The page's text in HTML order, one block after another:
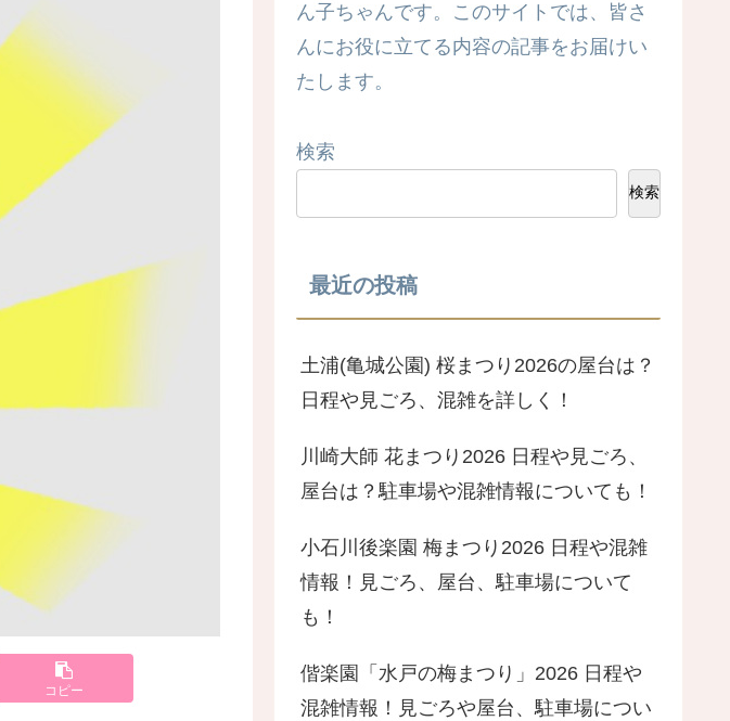
コピー
ん子ちゃんです。このサイトでは、皆さ
んにお役に立てる内容の記事をお届けい
たします。
検索
検索
最近の投稿
土浦(亀城公園) 桜まつり2026の屋台は？
日程や見ごろ、混雑を詳しく！
川崎大師 花まつり2026 日程や見ごろ、
屋台は？駐車場や混雑情報についても！
小石川後楽園 梅まつり2026 日程や混雑
情報！見ごろ、屋台、駐車場について
も！
偕楽園「水戸の梅まつり」2026 日程や
混雑情報！見ごろや屋台、駐車場につい